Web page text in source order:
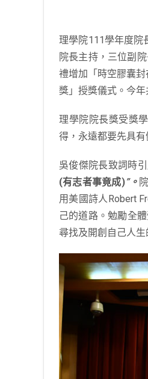
理學院111學年度院
院長主持，三位副
禮增加「時空膠囊
獎」授獎儀式。今
理學院院長獎受獎
得，永遠都要先具有
吳俊傑院長致詞時
(有志者事竟成)”。
用美國詩人Robert
己的道路。勉勵全
尋找及開創自己人生